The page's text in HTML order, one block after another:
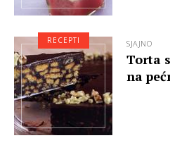
SJAJNO
Torta
na
RECEPTI